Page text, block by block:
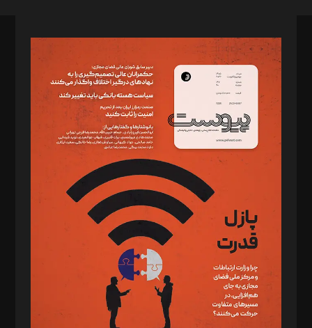
مدیر مسئول: محمدباقر اثنی‌عشری
سردبیر: مهرک محمودی
دبیر تحریریه: میثم قاسمی
د‌بیر ناداستان: سمانه سمیع
د‌بیر خدمت و تجارت: ابوالفضل رجبی
د‌بیر حقوق فناوری: حسام‌الدین ایپکچی
د‌بیر پیوست جهان: مینا پاکدل
د‌بیر تحریریه آنلاین: بابک نقاش
تحریریه‌: مجتبی محمود‌ی، آرش برهمند، یسنا امان‌پور، سروش کرمیان،
مصطفی مسجدی آرانی، ابوالفضل رجبی، زهرا فکرانه، فائزه فتحی
رستمی،مصطفی باستان
ویرایش: نگار استاد‌‌آقا
طراح یونیفرم: مجید توکلی
فیلمبرداری و عکاسی: امیر شفیعی، مانی لطفی زاده
گرافیک و صفحه‌آرایی: سید‌سبحان‌علی ثابت